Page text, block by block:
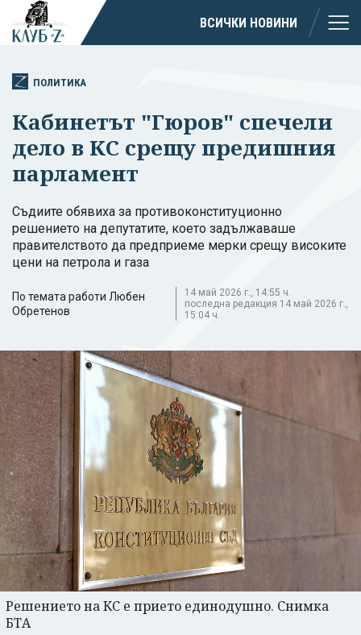
ВСИЧКИ НОВИНИ
ПОЛИТИКА
Кабинетът "Гюров" спечели
дело в КС срещу предишния
парламент
Съдиите обявиха за противоконституционно
решението на депутатите, което задължаваше
правителството да предприеме мерки срещу високите
цени на петрола и газа
По темата работи Любен
Обретенов
14 май 2026 г., 14:55 ч.
последна редакция 14 май 2026 г.,
15:04 ч.
Решението на КС е прието единодушно. Снимка
БТА